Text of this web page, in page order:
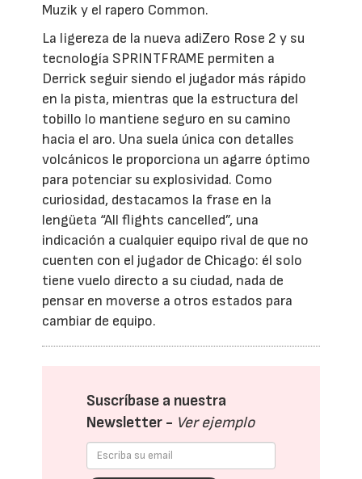
Muzik y el rapero Common.
La ligereza de la nueva adiZero Rose 2 y su
tecnología SPRINTFRAME permiten a
Derrick seguir siendo el jugador más rápido
en la pista, mientras que la estructura del
tobillo lo mantiene seguro en su camino
hacia el aro. Una suela única con detalles
volcánicos le proporciona un agarre óptimo
para potenciar su explosividad. Como
curiosidad, destacamos la frase en la
lengüeta “All flights cancelled”, una
indicación a cualquier equipo rival de que no
cuenten con el jugador de Chicago: él solo
tiene vuelo directo a su ciudad, nada de
pensar en moverse a otros estados para
cambiar de equipo.
Suscríbase a nuestra
Newsletter - Ver ejemplo